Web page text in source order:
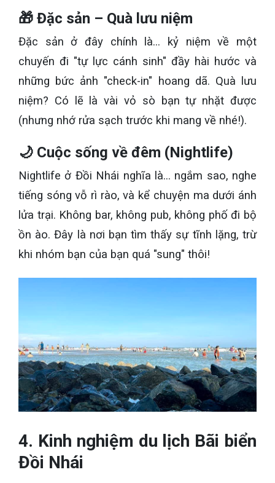
🎁 Đặc sản – Quà lưu niệm
Đặc sản ở đây chính là... kỷ niệm về một
chuyến đi "tự lực cánh sinh" đầy hài hước và
những bức ảnh "check-in" hoang dã. Quà lưu
niệm? Có lẽ là vài vỏ sò bạn tự nhặt được
(nhưng nhớ rửa sạch trước khi mang về nhé!).
🌙 Cuộc sống về đêm (Nightlife)
Nightlife ở Đồi Nhái nghĩa là... ngắm sao, nghe
tiếng sóng vỗ rì rào, và kể chuyện ma dưới ánh
lửa trại. Không bar, không pub, không phố đi bộ
ồn ào. Đây là nơi bạn tìm thấy sự tĩnh lặng, trừ
khi nhóm bạn của bạn quá "sung" thôi!
4. Kinh nghiệm du lịch Bãi biển
Đồi Nhái